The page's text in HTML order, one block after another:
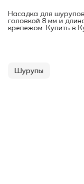
Насадка для
головкой 8 мм и
крепежом. Купить в
Шурупы